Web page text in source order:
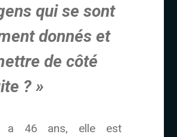
qui se sont
donnés et
de côté
? »
a 46 ans, elle est